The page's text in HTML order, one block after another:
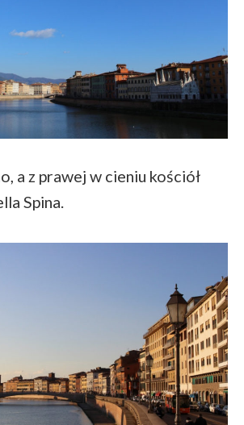
a z prawej w cieniu kościół
Spina.